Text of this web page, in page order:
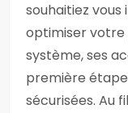
souhaitiez
optimiser
système, ses
première
sécurisées. Au